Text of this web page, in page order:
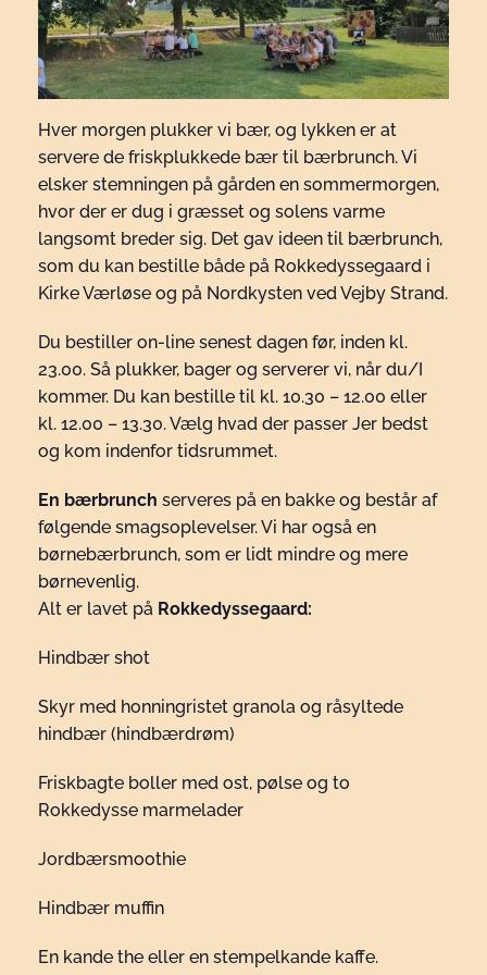
Hver morgen plukker vi bær, og lykken er at
servere de friskplukkede bær til bærbrunch. Vi
elsker stemningen på gården en sommermorgen,
hvor der er dug i græsset og solens varme
langsomt breder sig. Det gav ideen til bærbrunch,
som du kan bestille både på Rokkedyssegaard i
Kirke Værløse og på Nordkysten ved Vejby Strand.
Du bestiller on-line senest dagen før, inden kl.
23.00. Så plukker, bager og serverer vi, når du/I
kommer. Du kan bestille til kl. 10.30 – 12.00 eller
kl. 12.00 – 13.30. Vælg hvad der passer Jer bedst
og kom indenfor tidsrummet.
En bærbrunch serveres på en bakke og består af
følgende smagsoplevelser. Vi har også en
børnebærbrunch, som er lidt mindre og mere
børnevenlig.
Alt er lavet på Rokkedyssegaard:
Hindbær shot
Skyr med honningristet granola og råsyltede
hindbær (hindbærdrøm)
Friskbagte boller med ost, pølse og to
Rokkedysse marmelader
Jordbærsmoothie
Hindbær muffin
En kande the eller en stempelkande kaffe.